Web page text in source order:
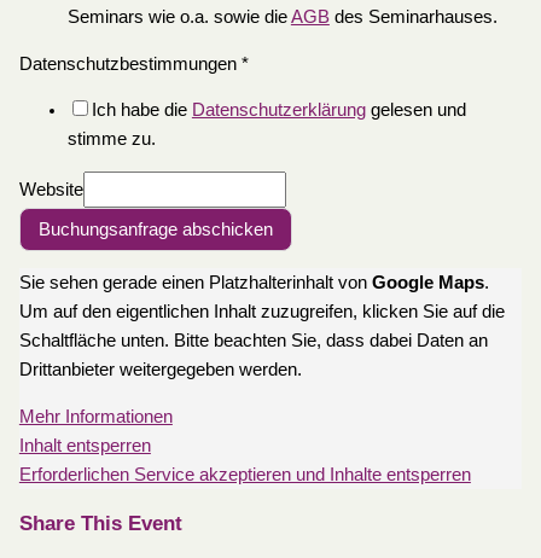
Seminars wie o.a. sowie dieAGBdes Seminarhauses.
Datenschutzbestimmungen *
Ich habe die Datenschutzerklärunggelesen und
stimme zu.
Website
Buchungsanfrage abschicken
Sie sehen gerade einen Platzhalterinhalt von Google Maps.
Um auf den eigentlichen Inhalt zuzugreifen, klicken Sie auf die
Schaltfläche unten. Bitte beachten Sie, dass dabei Daten an
Drittanbieter weitergegeben werden.
Mehr Informationen
Inhalt entsperren
Erforderlichen Service akzeptieren und Inhalte entsperren
Share This Event